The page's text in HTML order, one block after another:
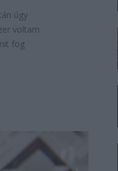
úgy
voltam
fog